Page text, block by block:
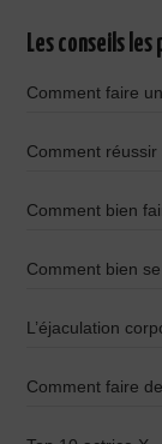
Les conseils les
Comment faire
Comment réussir
Comment bien
Comment bien
L’éjaculation
Comment faire